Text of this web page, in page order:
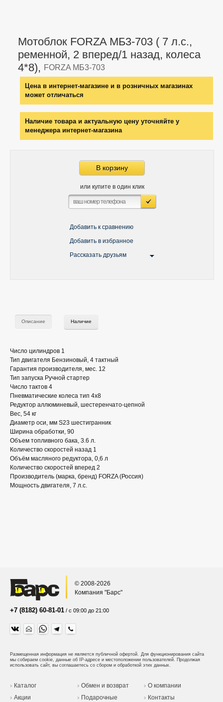
Мотоблок FORZA МБ3-703 ( 7 л.с.,
ременной, 2 вперед/1 назад, колеса
4*8), FORZA МБ3-703
Цена в интернет-магазине и в розничных магазинах
может отличаться
Наличие товара и актуальную цену уточняйте у
менеджера интернет-магазина
В корзину
или купите в один клик
Добавить к сравнению
Добавить в избранное
Рассказать друзьям
Описание Наличие
Число цилиндров 1
Тип двигателя Бензиновый, 4 тактный
Гарантия производителя, мес. 12
Тип запуска Ручной стартер
Число тактов 4
Пневматические колеса тип 4х8
Редуктор аллюминевый, шестеренчато-цепной
Вес, 54 кг
Диаметр оси, мм S23 шестигранник
Ширина обработки, 90
Объем топливного бака, 3.6 л.
Количество скоростей назад 1
Объём масляного редуктора, 0,6 л
Количество скоростей вперед 2
Производитель (марка, бренд) FORZA (Россия)
Мощность двигателя, 7 л.с.
© 2008-2026
Компания "Барс"
+7 (8182) 60-81-01 / с 09:00 до 21:00
Размещенная информация не является публичной офертой. Для функционирования сайта
мы собираем cookie, данные об IP-адресе и местоположении пользователей. Продолжая
использовать сайт, вы соглашаетесь со сбором и обработкой этих данных.
Каталог
Акции
Обмен и возврат
Подарочные
О компании
Контакты